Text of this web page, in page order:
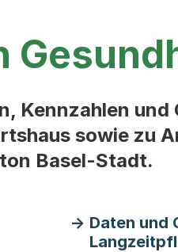
Kennzahlen
sowie zu
Basel-Stadt.
Daten und